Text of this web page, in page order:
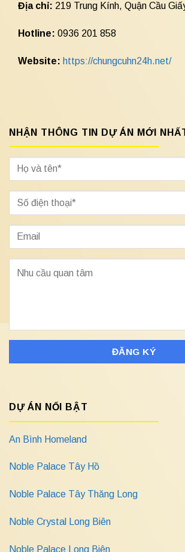
Địa chỉ: 219 Trung Kính, Quận Cầu
Hotline: 0936 201 858
Website: https://chungcuhn24h.net/
NHẬN THÔNG TIN DỰ ÁN MỚI
DỰ ÁN NỔI BẬT
An Bình Homeland
Noble Palace Tây Hồ
Noble Palace Tây Thăng Long
Noble Crystal Long Biên
Noble Palace Long Biên